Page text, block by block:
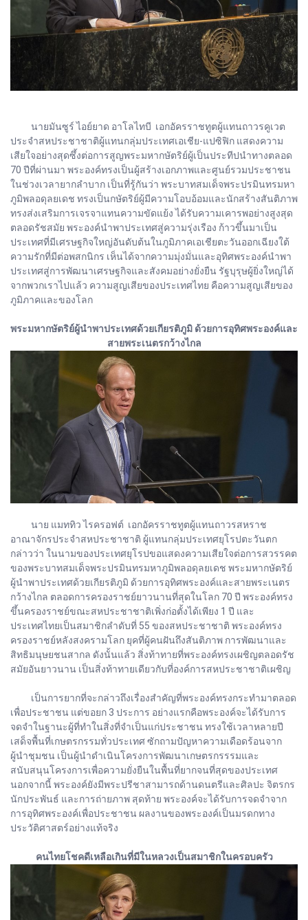
นายมันซูร์ ไอย์ยาด อาโลไทบี เอกอัครราชทูตผู้แทนถาวรคูเวต
ประจำสหประชาชาติผู้แทนกลุ่มประเทศเอเชีย-แปซิฟิก แสดงความ
เสียใจอย่างสุดซึ้งต่อการสูญพระมหากษัตริย์ผู้เป็นประทีปนำทางตลอด
70 ปีที่ผ่านมา พระองค์ทรงเป็นผู้สร้างเอกภาพและศูนย์รวมประชาชน
ในช่วงเวลายากลำบาก เป็นที่รู้กันว่า พระบาทสมเด็จพระปรมินทรมหา
ภูมิพลอดุลยเดช ทรงเป็นกษัตริย์ผู้มีความโอบอ้อมและนักสร้างสันติภาพ
ทรงส่งเสริมการเจรจาแทนความขัดแย้ง ได้รับความเคารพอย่างสูงสุด
ตลอดรัชสมัย พระองค์นำพาประเทศสู่ความรุ่งเรือง ก้าวขึ้นมาเป็น
ประเทศที่มีเศรษฐกิจใหญ่อันดับต้นในภูมิภาคเอเชียตะวันออกเฉียงใต้
ความรักที่มีต่อพสกนิกร เห็นได้จากความมุ่งมั่นและอุทิศพระองค์นำพา
ประเทศสู่การพัฒนาเศรษฐกิจและสังคมอย่างยั่งยืน รัฐบุรุษผู้ยิ่งใหญ่ได้
จากพวกเราไปแล้ว ความสูญเสียของประเทศไทย คือความสูญเสียของ
ภูมิภาคและของโลก
พระมหากษัตริย์ผู้นำพาประเทศด้วยเกียรติภูมิ ด้วยการอุทิศพระองค์และ
สายพระเนตรกว้างไกล
นาย แมททิว ไรครอฟต์ เอกอัครราชทูตผู้แทนถาวรสหราช
อาณาจักรประจำสหประชาชาติ ผู้แทนกลุ่มประเทศยุโรปตะวันตก
กล่าวว่า ในนามของประเทศยุโรปขอแสดงความเสียใจต่อการสวรรคต
ของพระบาทสมเด็จพระปรมินทรมหาภูมิพลอดุลยเดช พระมหากษัตริย์
ผู้นำพาประเทศด้วยเกียรติภูมิ ด้วยการอุทิศพระองค์และสายพระเนตร
กว้างไกล ตลอดการครองราชย์ยาวนานที่สุดในโลก 70 ปี พระองค์ทรง
ขึ้นครองราชย์ขณะสหประชาชาติเพิ่งก่อตั้งได้เพียง 1 ปี และ
ประเทศไทยเป็นสมาชิกลำดับที่ 55 ของสหประชาชาติ พระองค์ทรง
ครองราชย์หลังสงครามโลก ยุคที่ผู้คนฝันถึงสันติภาพ การพัฒนาและ
สิทธิมนุษยชนสากล ดังนั้นแล้ว สิ่งท้าทายที่พระองค์ทรงเผชิญตลอดรัช
สมัยอันยาวนาน เป็นสิ่งท้าทายเดียวกับที่องค์การสหประชาชาติเผชิญ
เป็นการยากที่จะกล่าวถึงเรื่องสำคัญที่พระองค์ทรงกระทำมาตลอด
เพื่อประชาชน แต่ขอยก 3 ประการ อย่างแรกคือพระองค์จะได้รับการ
จดจำในฐานะผู้ที่ทำในสิ่งที่จำเป็นแก่ประชาชน ทรงใช้เวลาหลายปี
เสด็จพื้นที่เกษตรกรรมทั่วประเทศ ซักถามปัญหาความเดือดร้อนจาก
ผู้นำชุมชน เป็นผู้นำดำเนินโครงการพัฒนาเกษตรกรรรมและ
สนับสนุนโครงการเพื่อความยั่งยืนในพื้นที่ยากจนที่สุดของประเทศ
นอกจากนี้ พระองค์ยังมีพระปรีชาสามารถด้านดนตรีและศิลปะ จิตรกร
นักประพันธ์ และการถ่ายภาพ สุดท้าย พระองค์จะได้รับการจดจำจาก
การอุทิศพระองค์เพื่อประชาชน ผลงานของพระองค์เป็นมรดกทาง
ประวัติศาสตร์อย่างแท้จริง
คนไทยโชคดีเหลือเกินที่มีในหลวงเป็นสมาชิกในครอบครัว